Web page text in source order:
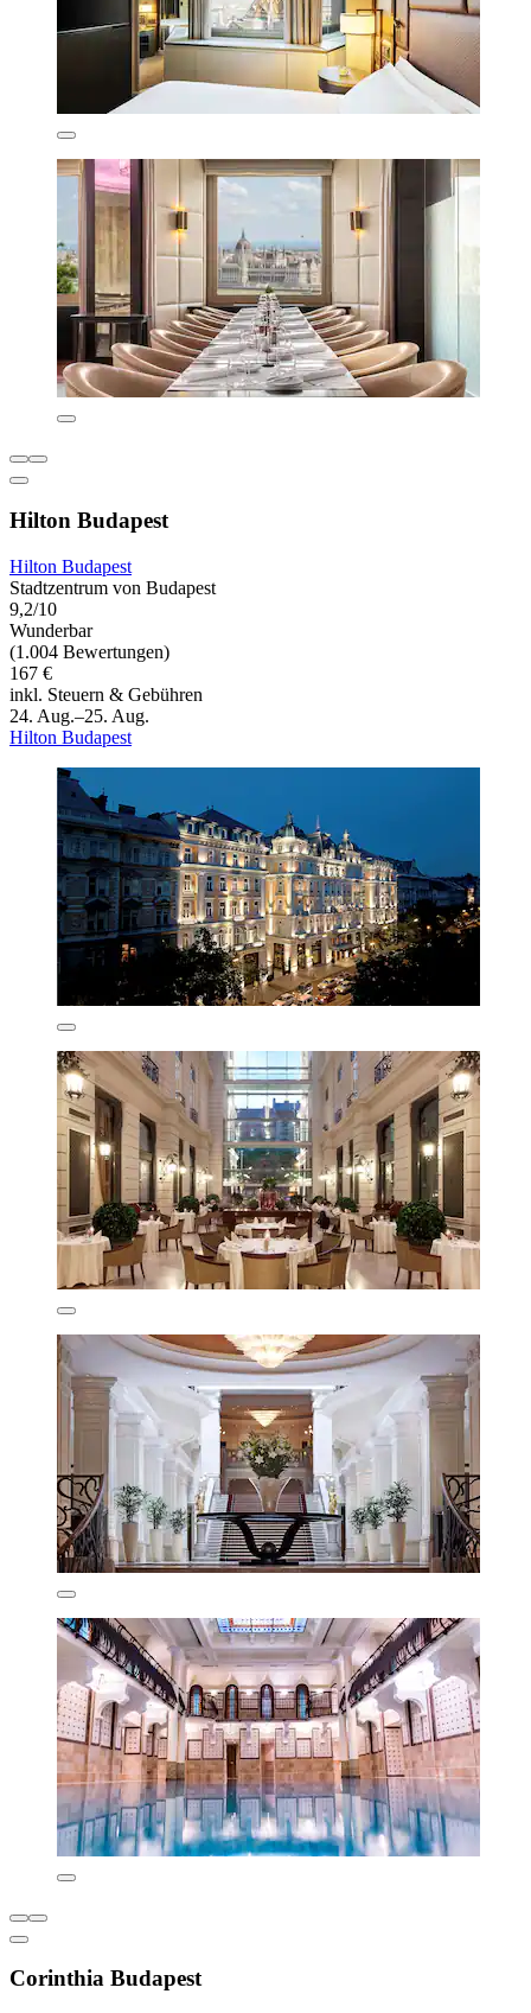
Hilton Budapest
Hilton Budapest
Stadtzentrum von Budapest
9,2/10
Wunderbar
(1.004 Bewertungen)
167 €
inkl. Steuern & Gebühren
24. Aug.–25. Aug.
Hilton Budapest
Corinthia Budapest